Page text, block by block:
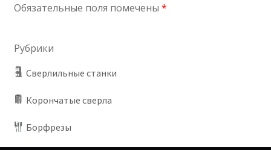
Рубрики
Cверлильные станки
Корончатые сверла
Борфрезы
Обязательные поля помечены *